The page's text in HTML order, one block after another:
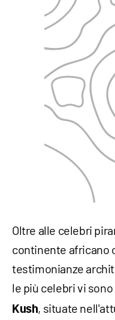
Oltre alle celebri
continente africano
testimonianze
le più celebri vi sono
Kush, situate